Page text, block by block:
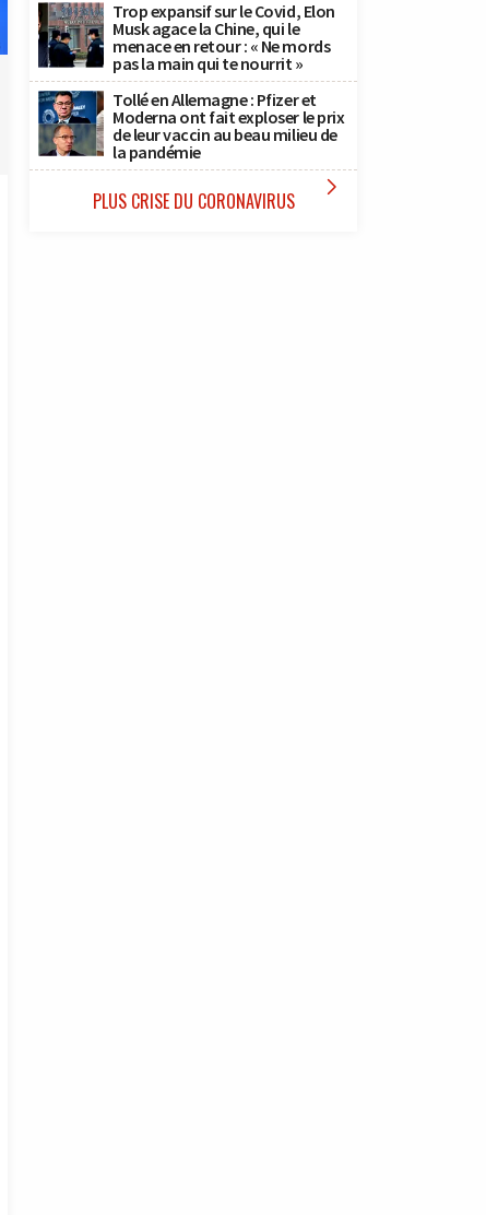
Trop expansif sur le Covid, Elon
Musk agace la Chine, qui le
menace en retour : « Ne mords
pas la main qui te nourrit »
Tollé en Allemagne : Pfizer et
Moderna ont fait exploser le prix
de leur vaccin au beau milieu de
la pandémie
PLUS CRISE DU CORONAVIRUS 